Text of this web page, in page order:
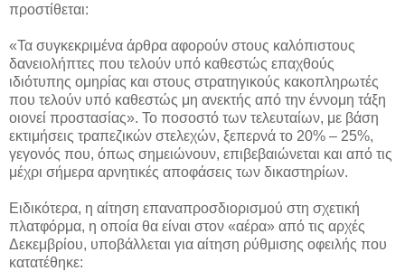
προστίθεται:
«Τα συγκεκριμένα άρθρα αφορούν στους καλόπιστους
δανειολήπτες που τελούν υπό καθεστώς επαχθούς
ιδιότυπης ομηρίας και στους στρατηγικούς κακοπληρωτές
που τελούν υπό καθεστώς μη ανεκτής από την έννομη τάξη
οιονεί προστασίας». Το ποσοστό των τελευταίων, με βάση
εκτιμήσεις τραπεζικών στελεχών, ξεπερνά το 20% – 25%,
γεγονός που, όπως σημειώνουν, επιβεβαιώνεται και από τις
μέχρι σήμερα αρνητικές αποφάσεις των δικαστηρίων.
Ειδικότερα, η αίτηση επαναπροσδιορισμού στη σχετική
πλατφόρμα, η οποία θα είναι στον «αέρα» από τις αρχές
Δεκεμβρίου, υποβάλλεται για αίτηση ρύθμισης οφειλής που
κατατέθηκε: